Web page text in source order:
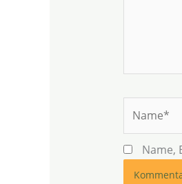
Name,